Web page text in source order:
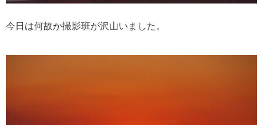
今日は何故か撮影班が沢山いました。